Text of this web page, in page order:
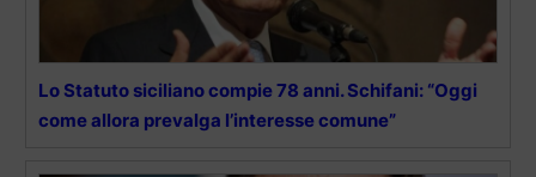
Lo Statuto siciliano compie 78 anni. Schifani: “Oggi
come allora prevalga l’interesse comune”